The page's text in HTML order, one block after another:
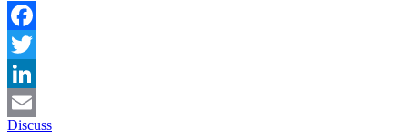
Facebook
Twitter
LinkedIn
Email
Discuss